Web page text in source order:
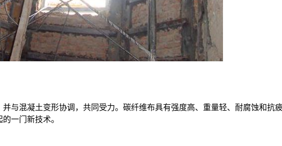
与混凝土变形协调，共同受力。碳纤维布具有强度高、重量轻、耐腐蚀和抗
一门新技术。